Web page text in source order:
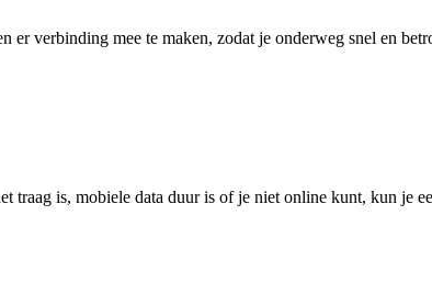
verbinding mee te maken, zodat je onderweg snel en
traag is, mobiele data duur is of je niet online kunt, kun je